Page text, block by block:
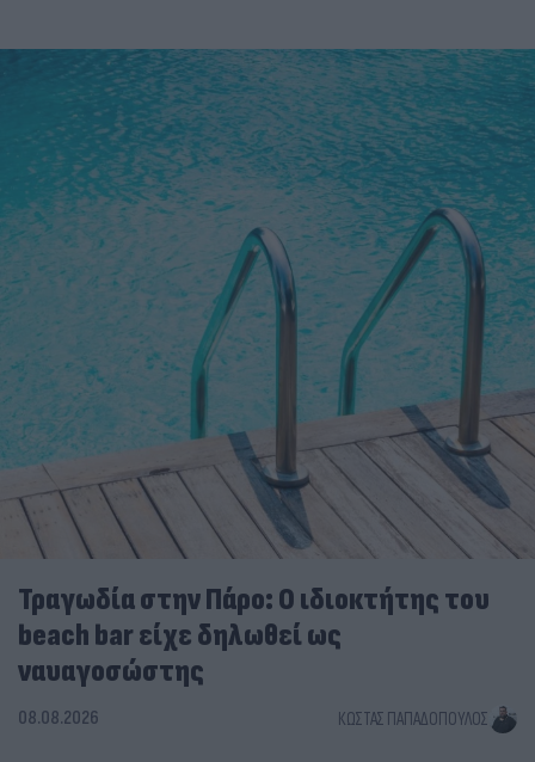
Τραγωδία στην Πάρο: Ο ιδιοκτήτης του
beach bar είχε δηλωθεί ως
ναυαγοσώστης
08.08.2026 ΚΏΣΤΑΣ ΠΑΠΑΔΌΠΟΥΛΟΣ